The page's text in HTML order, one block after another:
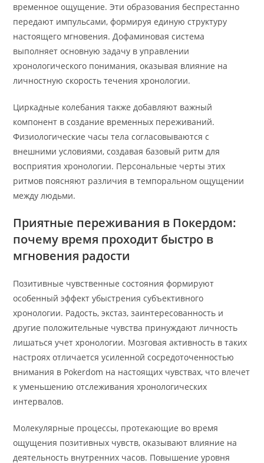
временное ощущение. Эти образования беспрестанно
передают импульсами, формируя единую структуру
настоящего мгновения. Дофаминовая система
выполняет основную задачу в управлении
хронологического понимания, оказывая влияние на
личностную скорость течения хронологии.
Циркадные колебания также добавляют важный
компонент в создание временных переживаний.
Физиологические часы тела согласовываются с
внешними условиями, создавая базовый ритм для
восприятия хронологии. Персональные черты этих
ритмов поясняют различия в темпоральном ощущении
между людьми.
Приятные переживания в Покердом:
почему время проходит быстро в
мгновения радости
Позитивные чувственные состояния формируют
особенный эффект убыстрения субъективного
хронологии. Радость, экстаз, заинтересованность и
другие положительные чувства принуждают личность
лишаться учет хронологии. Мозговая активность в таких
настроях отличается усиленной сосредоточенностью
внимания в Pokerdom на настоящих чувствах, что влечет
к уменьшению отслеживания хронологических
интервалов.
Молекулярные процессы, протекающие во время
ощущения позитивных чувств, оказывают влияние на
деятельность внутренних часов. Повышение уровня